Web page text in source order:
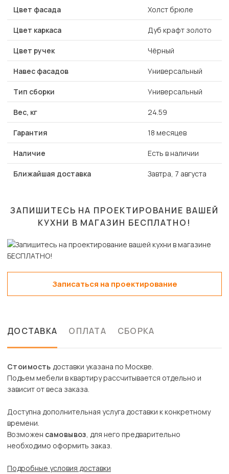
Цвет фасада Холст брюле
Цвет каркаса Дуб крафт золото
Цвет ручек Чёрный
Навес фасадов Универсальный
Тип сборки Универсальный
Вес, кг 24.59
Гарантия 18 месяцев
Наличие Есть в наличии
Ближайшая доставка Завтра, 7 августа
ЗАПИШИТЕСЬ НА ПРОЕКТИРОВАНИЕ ВАШЕЙ
КУХНИ В МАГАЗИН БЕСПЛАТНО!
Записаться на проектирование
ДОСТАВКА ОПЛАТА СБОРКА
Стоимость доставки указана по Москве.
Подъем мебели в квартиру рассчитывается отдельно и
зависит от веса заказа.
Доступна дополнительная услуга доставки к конкретному
времени.
Возможен самовывоз, для него предварительно
необходимо оформить заказ.
Подробные условия доставки